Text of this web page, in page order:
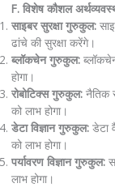
F. विशेष कौशल
साइबर सुरक्षा गुरुकुल:
ढांचे की सुरक्षा करेंगे।
ब्लॉकचेन गुरुकुल:
होगा।
रोबोटिक्स गुरुकुल:नैतिक
को लाभ होगा।
डेटा विज्ञान गुरुकुल:डेटा
को लाभ होगा।
पर्यावरण विज्ञान गुरुकुल:
लाभ होगा।